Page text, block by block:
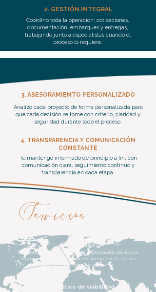
Coordino toda la operación: cotizaciones,
documentación, embarques y entregas,
trabajando junto a especialistas cuando el
proceso lo requiere.
2. GESTIÓN INTEGRAL
3. ASESORAMIENTO PERSONALIZADO
Analizo cada proyecto de forma personalizada para
que cada decisión se tome con criterio, claridad y
seguridad durante todo el proceso.
4. TRANSPARENCIA Y COMUNICACIÓN
CONSTANTE
Te mantengo informado de principio a fin, con
comunicación clara, seguimiento continuo y
transparencia en cada etapa.
Servicios
Exportación
Gestionamos operaciones de exportación para que
tu empresa llegue a nuevos mercados de forma
segura, organizada y eficiente.
Diagnóstico de viabilidad